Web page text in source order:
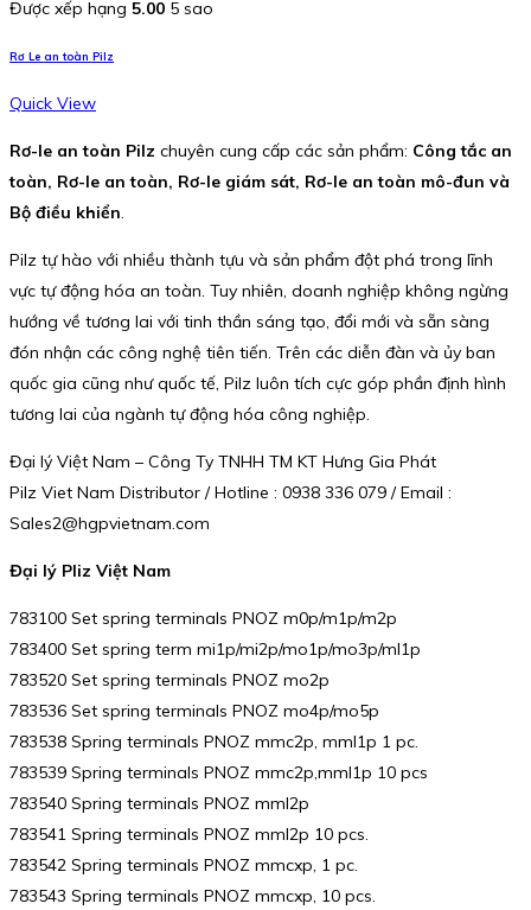
Được xếp hạng 5.00 5 sao
Rơ Le an toàn Pilz
Quick View
Rơ-le an toàn Pilz chuyên cung cấp các sản phẩm: Công tắc an
toàn, Rơ-le an toàn, Rơ-le giám sát, Rơ-le an toàn mô-đun và
Bộ điều khiển.
Pilz tự hào với nhiều thành tựu và sản phẩm đột phá trong lĩnh
vực tự động hóa an toàn. Tuy nhiên, doanh nghiệp không ngừng
hướng về tương lai với tinh thần sáng tạo, đổi mới và sẵn sàng
đón nhận các công nghệ tiên tiến. Trên các diễn đàn và ủy ban
quốc gia cũng như quốc tế, Pilz luôn tích cực góp phần định hình
tương lai của ngành tự động hóa công nghiệp.
Đại lý Việt Nam – Công Ty TNHH TM KT Hưng Gia Phát
Pilz Viet Nam Distributor / Hotline : 0938 336 079 / Email :
Sales2@hgpvietnam.com
Đại lý Pliz Việt Nam
783100 Set spring terminals PNOZ m0p/m1p/m2p
783400 Set spring term mi1p/mi2p/mo1p/mo3p/ml1p
783520 Set spring terminals PNOZ mo2p
783536 Set spring terminals PNOZ mo4p/mo5p
783538 Spring terminals PNOZ mmc2p, mml1p 1 pc.
783539 Spring terminals PNOZ mmc2p,mml1p 10 pcs
783540 Spring terminals PNOZ mml2p
783541 Spring terminals PNOZ mml2p 10 pcs.
783542 Spring terminals PNOZ mmcxp, 1 pc.
783543 Spring terminals PNOZ mmcxp, 10 pcs.